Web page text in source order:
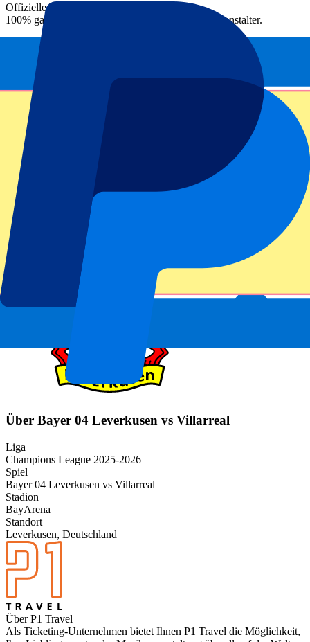
Offizielle Tickets
100% garantierter Zugang. Tickets direkt vom Veranstalter.
Dieses Event ist vorbei
Melden Sie sich an und erhalten Sie exklusive Updates, Angebote
und mehr!
abschicken
Ihre Angaben werden gemäß unserer Privacy Policy
Vielen Dank, dass Sie uns das Formular geschickt haben!
Event Information
Über Bayer 04 Leverkusen vs Villarreal
Liga
Champions League 2025-2026
Spiel
Bayer 04 Leverkusen vs Villarreal
Stadion
BayArena
Standort
Leverkusen, Deutschland
Über P1 Travel
Als Ticketing-Unternehmen bietet Ihnen P1 Travel die Möglichkeit,